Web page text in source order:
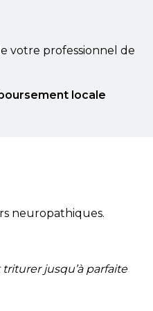
votre professionnel de
locale
neuropathiques.
jusqu’à parfaite